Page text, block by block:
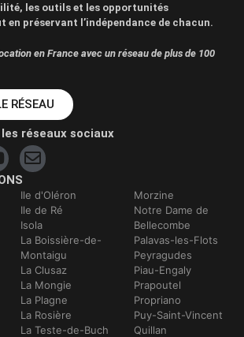
les outils et les opportunités
en préservant l’indépendance de chacun.
en France avec un réseau de plus de 100
RÉSEAU
réseaux sociaux
Ile d'Oléron
Ile de Ré
Isola
La Boissière-de-
Montaigu
La Clusaz
La Mongie
La Plagne
La Rosière
La Teste-de-Buch
Morzine
Notre Dame de
Bellecombe
Palavas-les-Flots
Peyragudes
Piau-Engaly
Prapoutel
Propriano
Puy-Saint-Vincent
Quillan